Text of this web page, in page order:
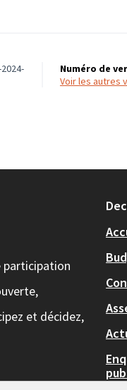
Numéro de
voir les autres
participation
et décidez,